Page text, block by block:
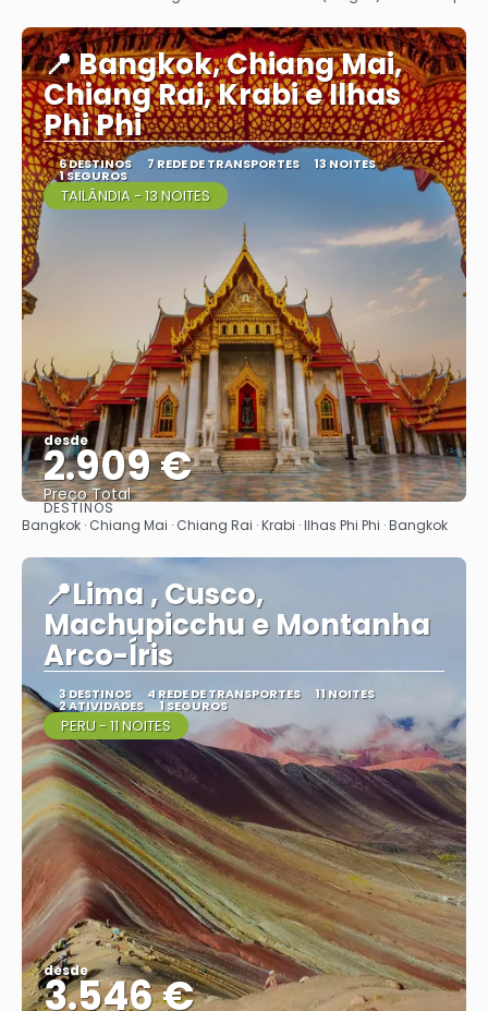
📍 Bangkok, Chiang Mai,
Chiang Rai, Krabi e Ilhas
Phi Phi
6 DESTINOS 7 REDE DE TRANSPORTES 13 NOITES
1 SEGUROS
TAILÂNDIA - 13 NOITES
desde
2.909 €
Preço Total
Vejo
DESTINOS
Bangkok · Chiang Mai · Chiang Rai · Krabi · Ilhas Phi Phi · Bangkok
📍Lima , Cusco,
Machupicchu e Montanha
Arco-Íris
3 DESTINOS 4 REDE DE TRANSPORTES 11 NOITES
2 ATIVIDADES 1 SEGUROS
PERU - 11 NOITES
desde
3.546 €